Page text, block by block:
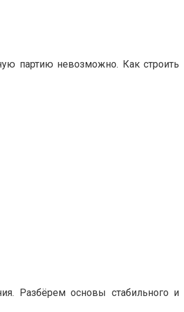
партию невозможно. Как строить
Разбёрем основы стабильного и